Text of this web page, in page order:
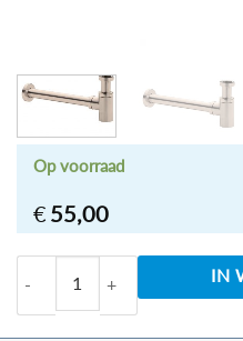
€ 55,00
Op voorraad
Star Luxe IN